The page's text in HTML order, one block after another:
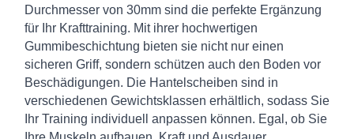
Durchmesser von 30mm sind die perfekte Ergänzung
für Ihr Krafttraining. Mit ihrer hochwertigen
Gummibeschichtung bieten sie nicht nur einen
sicheren Griff, sondern schützen auch den Boden vor
Beschädigungen. Die Hantelscheiben sind in
verschiedenen Gewichtsklassen erhältlich, sodass Sie
Ihr Training individuell anpassen können. Egal, ob Sie